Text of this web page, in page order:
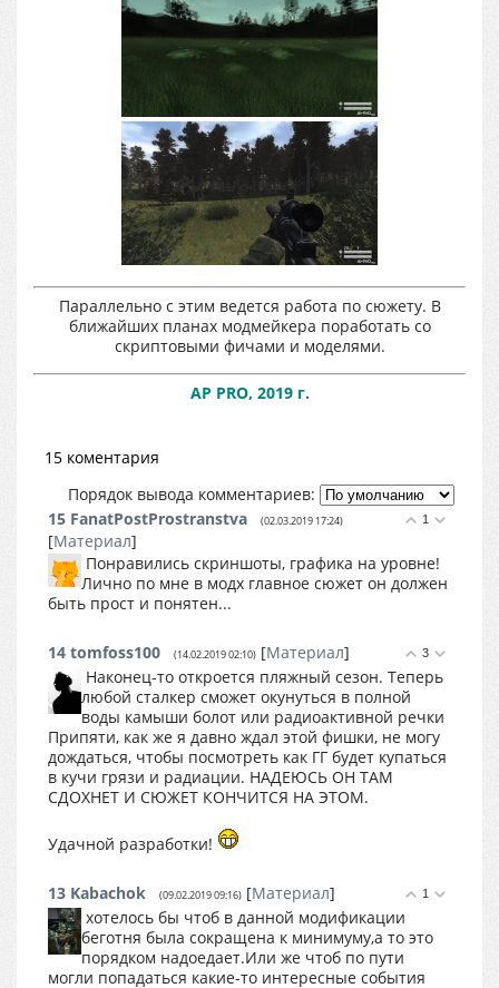
Параллельно с этим ведется работа по сюжету. В
ближайших планах модмейкера поработать со
скриптовыми фичами и моделями.
AP PRO, 2019 г.
15 коментария
Порядок вывода комментариев:
1
15 FanatPostProstranstva (02.03.2019 17:24)
[Материал]
Понравились скриншоты, графика на уровне!
Лично по мне в модх главное сюжет он должен
быть прост и понятен...
3
14 tomfoss100 (14.02.2019 02:10) [Материал]
Наконец-то откроется пляжный сезон. Теперь
любой сталкер сможет окунуться в полной
воды камыши болот или радиоактивной речки
Припяти, как же я давно ждал этой фишки, не могу
дождаться, чтобы посмотреть как ГГ будет купаться
в кучи грязи и радиации. НАДЕЮСЬ ОН ТАМ
СДОХНЕТ И СЮЖЕТ КОНЧИТСЯ НА ЭТОМ.
Удачной разработки!
1
13 Kabachok (09.02.2019 09:16) [Материал]
хотелось бы чтоб в данной модификации
беготня была сокращена к минимуму,а то это
порядком надоедает.Или же чтоб по пути
могли попадаться какие-то интересные события